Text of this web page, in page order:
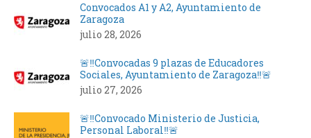
Convocados A1 y A2, Ayuntamiento de
Zaragoza
julio 28, 2026
🚨‼️Convocadas 9 plazas de Educadores
Sociales, Ayuntamiento de Zaragoza‼️🚨
julio 27, 2026
🚨‼️Convocado Ministerio de Justicia,
Personal Laboral‼️🚨